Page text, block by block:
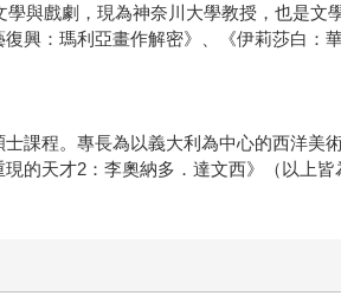
與戲劇，現為神奈川大學教授，也是文學
興：瑪利亞畫作解密》、《伊莉莎白：
課程。專長為以義大利為中心的西洋美
的天才2：李奧納多．達文西》（以上